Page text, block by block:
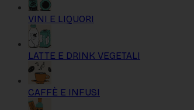
VINI E LIQUORI
LATTE E DRINK VEGETALI
CAFFÈ E INFUSI